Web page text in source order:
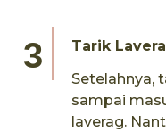
Tarik
Setelahnya,
sampai
laverag.